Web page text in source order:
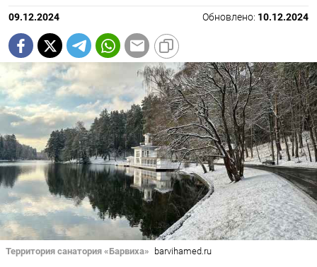
09.12.2024 Обновлено: 10.12.2024
Территория санатория «Барвиха» barvihamed.ru